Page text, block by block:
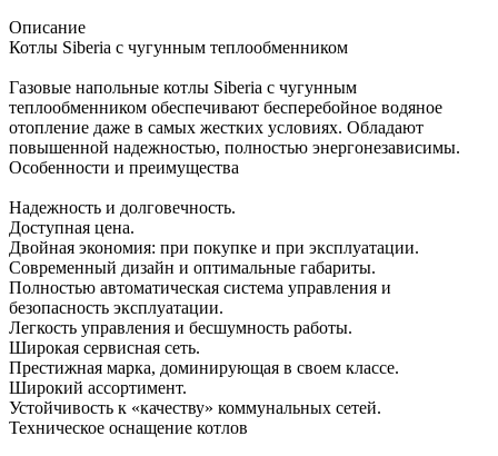
Описание
Котлы Siberia с чугунным теплообменником
Газовые напольные котлы Siberia с чугунным
теплообменником обеспечивают бесперебойное водяное
отопление даже в самых жестких условиях. Обладают
повышенной надежностью, полностью энергонезависимы.
Особенности и преимущества
Надежность и долговечность.
Доступная цена.
Двойная экономия: при покупке и при эксплуатации.
Современный дизайн и оптимальные габариты.
Полностью автоматическая система управления и
безопасность эксплуатации.
Легкость управления и бесшумность работы.
Широкая сервисная сеть.
Престижная марка, доминирующая в своем классе.
Широкий ассортимент.
Устойчивость к «качеству» коммунальных сетей.
Техническое оснащение котлов